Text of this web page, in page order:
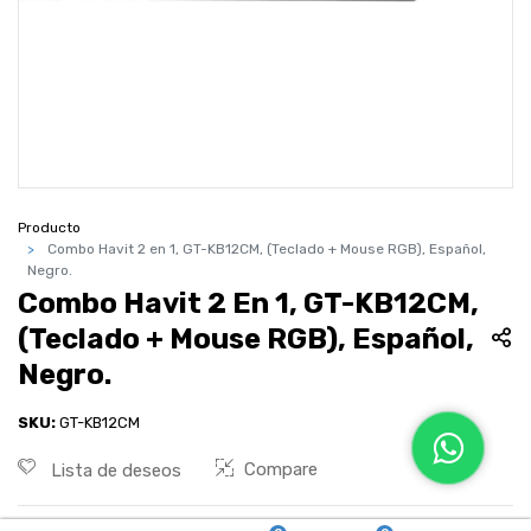
Producto
Combo Havit 2 en 1, GT-KB12CM, (Teclado + Mouse RGB), Español,
Negro.
Combo Havit 2 En 1, GT-KB12CM,
(Teclado + Mouse RGB), Español,
Negro.
SKU: GT-KB12CM
Lista de deseos Compare